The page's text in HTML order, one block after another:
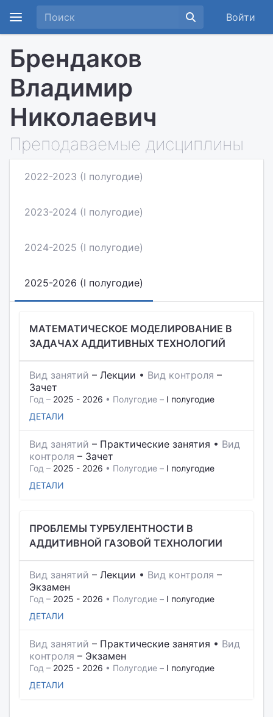
Войти
Брендаков
Владимир
Николаевич
Преподаваемые дисциплины
2022-2023 (I полугодие)
2023-2024 (I полугодие)
2024-2025 (I полугодие)
2025-2026 (I полугодие)
МАТЕМАТИЧЕСКОЕ МОДЕЛИРОВАНИЕ В
ЗАДАЧАХ АДДИТИВНЫХ ТЕХНОЛОГИЙ
Вид занятий – Лекции • Вид контроля –
Зачет
Год – 2025 - 2026 • Полугодие – I полугодие
ДЕТАЛИ
Вид занятий – Практические занятия • Вид
контроля – Зачет
Год – 2025 - 2026 • Полугодие – I полугодие
ДЕТАЛИ
ПРОБЛЕМЫ ТУРБУЛЕНТНОСТИ В
АДДИТИВНОЙ ГАЗОВОЙ ТЕХНОЛОГИИ
Вид занятий – Лекции • Вид контроля –
Экзамен
Год – 2025 - 2026 • Полугодие – I полугодие
ДЕТАЛИ
Вид занятий – Практические занятия • Вид
контроля – Экзамен
Год – 2025 - 2026 • Полугодие – I полугодие
ДЕТАЛИ